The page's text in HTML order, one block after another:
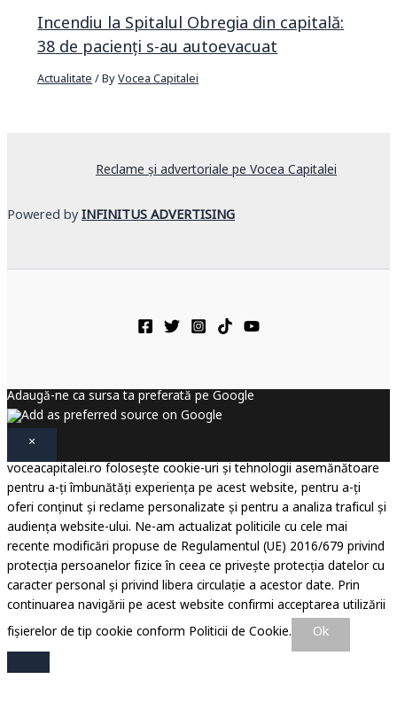
Incendiu la Spitalul Obregia din capitală:
38 de pacienți s-au autoevacuat
Actualitate/ ByVocea Capitalei
Reclame și advertoriale pe Vocea Capitalei
Powered by INFINITUS ADVERTISING
Adaugă-ne ca sursa ta preferată pe Google
×
voceacapitalei.ro folosește cookie-uri și tehnologii asemănătoare
pentru a-ți îmbunătăți experiența pe acest website, pentru a-ți
oferi conținut și reclame personalizate și pentru a analiza traficul și
audiența website-ului. Ne-am actualizat politicile cu cele mai
recente modificări propuse de Regulamentul (UE) 2016/679 privind
protecția persoanelor fizice în ceea ce privește protecția datelor cu
caracter personal și privind libera circulație a acestor date. Prin
continuarea navigării pe acest website confirmi acceptarea utilizării
fișierelor de tip cookie conform Politicii de Cookie.
Ok